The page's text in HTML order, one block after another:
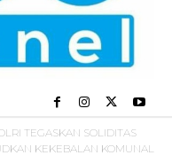
TEGASKAN SOLIDITAS
KEKEBALAN KOMUNAL